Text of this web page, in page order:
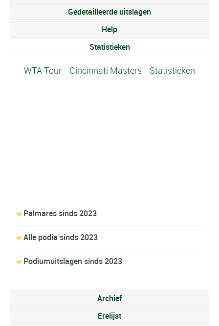
Gedetailleerde uitslagen
Help
Statistieken
WTA Tour - Cincinnati Masters - Statistieken
Palmares sinds 2023
Alle podia sinds 2023
Podiumuitslagen sinds 2023
Archief
Erelijst